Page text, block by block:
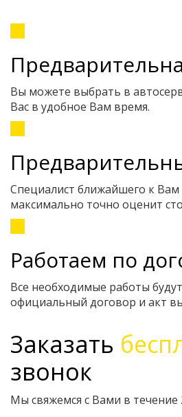
Вы можете выбрать в
Вас в удобное Вам время.
Специалист ближайшего к Вам
максимально точно оценит
Работаем по
Все необходимые работы
официальный договор и акт
Заказать
звонок
Мы свяжемся с Вами в течение